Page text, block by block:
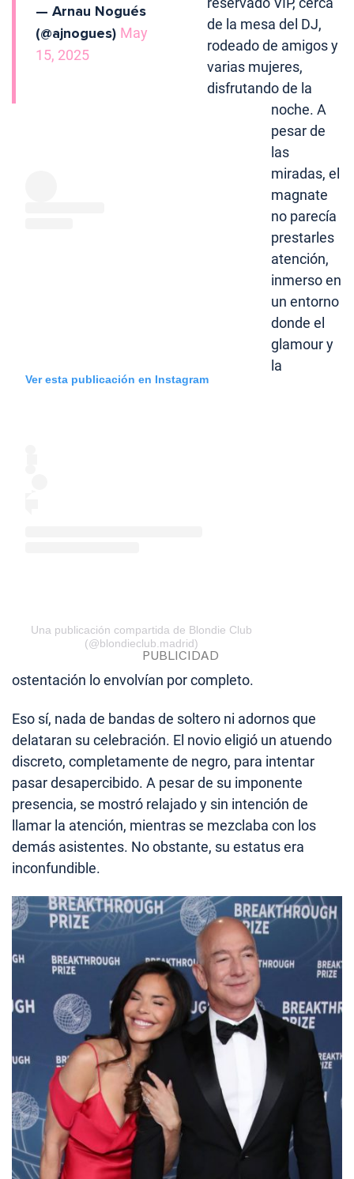
— Arnau Nogués
(@ajnogues) May
15, 2025
Ver esta publicación en Instagram
Una publicación compartida de Blondie Club
(@blondieclub.madrid)
de la mesa del DJ,
rodeado de amigos y
varias mujeres,
disfrutando de la
noche. A
pesar de
las
miradas, el
magnate
no parecía
prestarles
atención,
inmerso en
un entorno
donde el
glamour y
la
ostentación lo envolvían por completo.
Eso sí, nada de bandas de soltero ni adornos que
delataran su celebración. El novio eligió un atuendo
discreto, completamente de negro, para intentar
pasar desapercibido. A pesar de su imponente
presencia, se mostró relajado y sin intención de
llamar la atención, mientras se mezclaba con los
demás asistentes. No obstante, su estatus era
inconfundible.